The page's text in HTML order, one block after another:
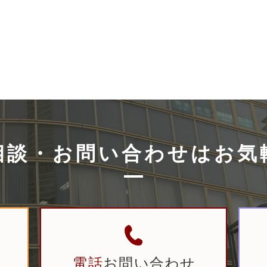
談・お問い合わせはお気